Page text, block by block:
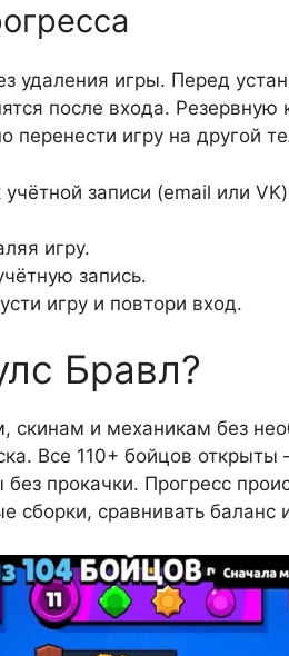
удаления игры. Перед
после входа.
перенести игру на другой
записи (email или
игру.
запись.
игру и повтори вход.
Бравл?
скинам и механикам без
Все 110+ бойцов
прокачки. Прогресс
сборки, сравнивать